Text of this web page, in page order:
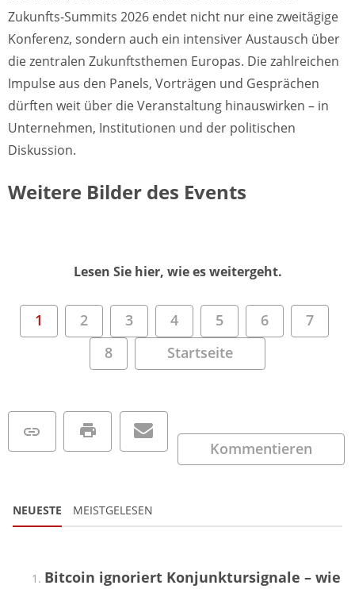
Zukunfts-Summits 2026 endet nicht nur eine zweitägige
Konferenz, sondern auch ein intensiver Austausch über
die zentralen Zukunftsthemen Europas. Die zahlreichen
Impulse aus den Panels, Vorträgen und Gesprächen
dürften weit über die Veranstaltung hinauswirken – in
Unternehmen, Institutionen und der politischen
Diskussion.
Weitere Bilder des Events
Lesen Sie hier, wie es weitergeht.
1 2 3 4 5 6
7
8
Startseite
Kommentieren
NEUESTE MEISTGELESEN
Bitcoin ignoriert Konjunktursignale – wie